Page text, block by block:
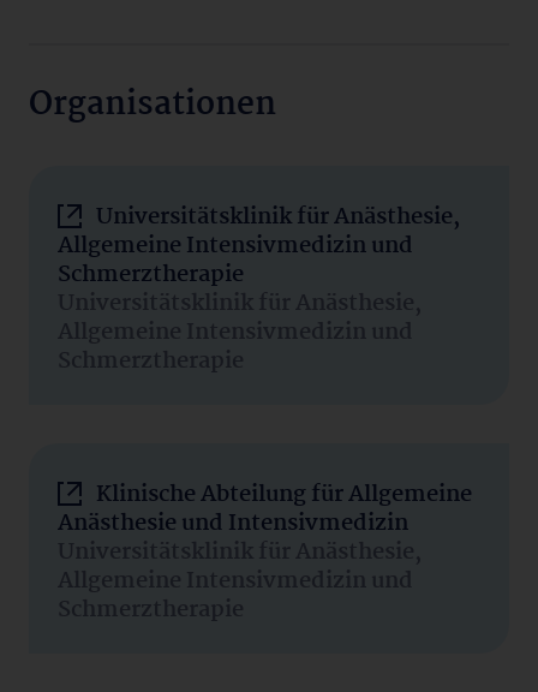
Organisationen
Universitätsklinik für Anästhesie,
Allgemeine Intensivmedizin und
Schmerztherapie
Universitätsklinik für Anästhesie,
Allgemeine Intensivmedizin und
Schmerztherapie
Klinische Abteilung für Allgemeine
Anästhesie und Intensivmedizin
Universitätsklinik für Anästhesie,
Allgemeine Intensivmedizin und
Schmerztherapie